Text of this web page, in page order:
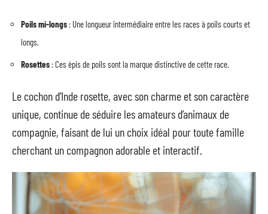
Poils mi-longs : Une longueur intermédiaire entre les races à poils courts et
longs.
Rosettes : Ces épis de poils sont la marque distinctive de cette race.
Le cochon d’Inde rosette, avec son charme et son caractère
unique, continue de séduire les amateurs d’animaux de
compagnie, faisant de lui un choix idéal pour toute famille
cherchant un compagnon adorable et interactif.